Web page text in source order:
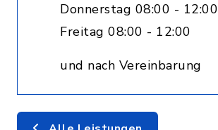
Donnerstag 08:00 - 12:00
Freitag 08:00 - 12:00
und nach Vereinbarung